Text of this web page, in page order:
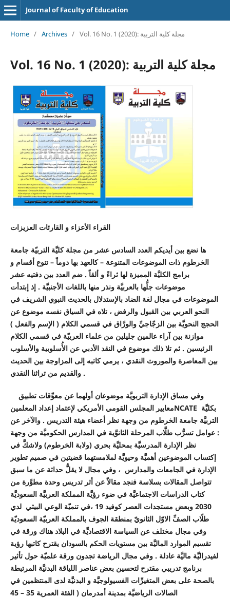
Journal of Faculty of Education
Home / Archives / Vol. 16 No. 1 (2020): مجلة كلية التربية
Vol. 16 No. 1 (2020): مجلة كلية التربية
القراء الأعزاء و القارئات العزيزات
ها نضع بين أيديكم العدد السادس عشر من مجلة كليَّة التربيّة جامعة
الخرطوم ذات الموضوعات المتنوعة – كالعهد بها دوماً – تنوع أقسام و
برامج الكليَّة المميزة لها ثراءً و ألقاً . ضم العدد بين دفتيه عشر
موضوعات جلُّها بالعربيَّة ونذر منها باللغات الأجنبيَّة . إذ إبتدأت
الموضوعات في مجال لغة الضاد بالإستدلال بالحديث النبوي الشريف في
النحو العربي بين القبول والرفض ، تلاه في السياق نفسه موضوع عن
الحجج النحويَّة بين الزجّاجيِّ والورَّاق في قسمي الكلام ( الإسم والفعل )
موازنة بين آراء عالمين جليلين من علماء العربيّة في قسمي الكلام
الرئيسين . ثم تلا ذلك موضوع في النقد الأدبي عن الأُسلوبية والأسلوب
بين المعاصرة والموروث النقدي ، يرمي كاتبه إلى المزاوجة بين الحديث
والقديم من تراثنا النقدي .
معايير المجلس القومي الأمريكي لإعتماد إعداد المعلمينNCATE
التربيَّة جامعة الخرطوم من وجهة نظر أعضاء هيئة التدريس . والآخر عن
: عوامل تسرُّب طلَّاب المرحلة الثانوَّية في المدارس الحكوميَّة من وجهة
نظر الإدارة المدرسيَّة بمحليَّة بحري (ولابة الخرطوم) ولاشكَّ في
إكتساب الموضوعين أهميَّة وحيويَّة لملامستهما قضيتين في صميم تطوير
الإدارة في الجامعات والمدارس ، وفي مجال لا يقلُّ حداثة عن ما سبق
تتواصل المقالات بسلاسة فنجد مقالاً عن أثر تدريس وحدة مطوَّرة من
كتاب الدراسات الاجتماعيَّة في ضوء رؤيَّة المملكة العربيَّة السعوديَّة
2030 وبعض مستجدات العصر كوفيد 19 ،في تنميّة الوعي البيثي لدي
طلّاب الصفِّ الاوّل الثانويّ بمنطقة الجوف بالمملكة العربيّة السعوديّة
وفي مجال مختلف عن السياسة الاقتصاديِّة في البلاد هناك ورقة في
تقسيم الموارد الماليَّة بين مستويات الحكم بالسودان يقترح كاتبها رؤية
لفيدراليَّة ماليَّة عادلة . وفي مجال الرياضة تجدون ورقة علميّة حول تأثير
برنامج تدريبي مقترح لتحسين بعض عناصر اللياقة البدنيَّة المرتبطة
بالصحة على بعض المتغيرِّات الفسيولوجيَّة و البدنيَّة لدى المنتظمين في
الصالات الرياضيَّة بمدينة أمدرمان ( الفئة العمرية 35 – 45